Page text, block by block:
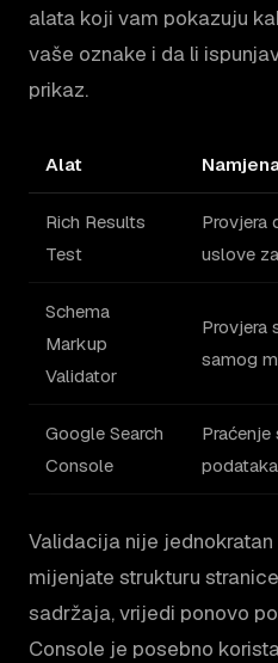
alata koji vam pokazuju
vaše oznake i da li
prikaz.
Alat
Rich Results
Test
Provjera
uslove
Schema
Markup
Validator
Provjera
samog
Google Search
Console
Validacija nije
mijenjate strukturu
sadržaja, vrijedi ponovo
Console je posebno